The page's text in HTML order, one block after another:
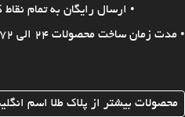
• ارسال رایگان به تمام نقاط
• مدت زمان ساخت محصولات 24 الی 72 ساعت می‌باشد.
محصولات بیشتر از پلاک طلا اسم